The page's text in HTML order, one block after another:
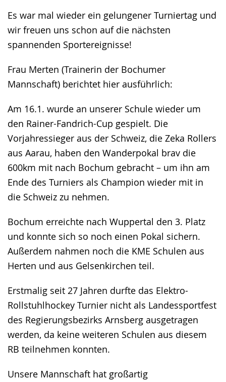
Es war mal wieder ein gelungener Turniertag und
wir freuen uns schon auf die nächsten
spannenden Sportereignisse!
Frau Merten (Trainerin der Bochumer
Mannschaft) berichtet hier ausführlich:
Am 16.1. wurde an unserer Schule wieder um
den Rainer-Fandrich-Cup gespielt. Die
Vorjahressieger aus der Schweiz, die Zeka Rollers
aus Aarau, haben den Wanderpokal brav die
600km mit nach Bochum gebracht – um ihn am
Ende des Turniers als Champion wieder mit in
die Schweiz zu nehmen.
Bochum erreichte nach Wuppertal den 3. Platz
und konnte sich so noch einen Pokal sichern.
Außerdem nahmen noch die KME Schulen aus
Herten und aus Gelsenkirchen teil.
Erstmalig seit 27 Jahren durfte das Elektro-
Rollstuhlhockey Turnier nicht als Landessportfest
des Regierungsbezirks Arnsberg ausgetragen
werden, da keine weiteren Schulen aus diesem
RB teilnehmen konnten.
Unsere Mannschaft hat großartig